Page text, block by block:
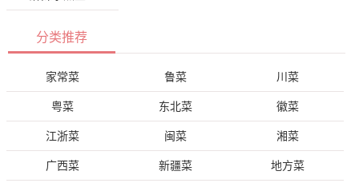
分类推荐
家常菜 鲁菜 川菜
粤菜 东北菜 徽菜
江浙菜 闽菜 湘菜
广西菜 新疆菜 地方菜